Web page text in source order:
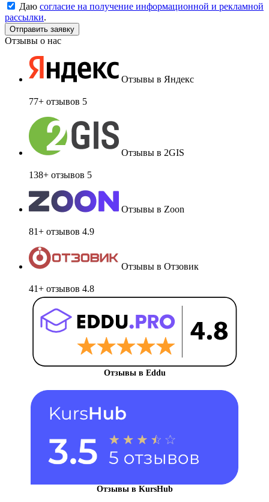
Даю согласие на получение информационной и рекламной
рассылки.
Отзывы о нас
Отзывы в Яндекс
77+ отзывов 5
Отзывы в 2GIS
138+ отзывов 5
Отзывы в Zoon
81+ отзывов 4.9
Отзывы в Отзовик
41+ отзывов 4.8
Отзывы в Eddu
Отзывы в KursHub